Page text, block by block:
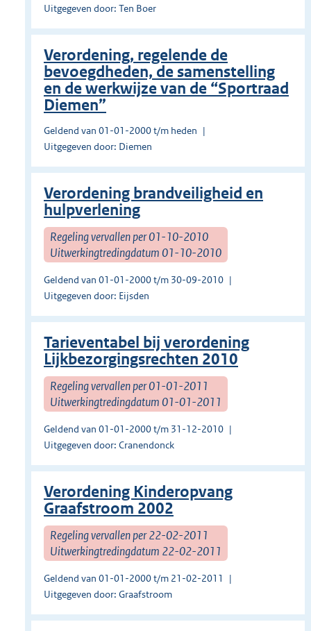
Uitgegeven door: Ten Boer
Verordening, regelende de
bevoegdheden, de samenstelling
en de werkwijze van de “Sportraad
Diemen”
Geldend van 01-01-2000 t/m heden
Uitgegeven door: Diemen
Verordening brandveiligheid en
hulpverlening
Regeling vervallen per 01-10-2010
Uitwerkingtredingdatum 01-10-2010
Geldend van 01-01-2000 t/m 30-09-2010
Uitgegeven door: Eijsden
Tarieventabel bij verordening
Lijkbezorgingsrechten 2010
Regeling vervallen per 01-01-2011
Uitwerkingtredingdatum 01-01-2011
Geldend van 01-01-2000 t/m 31-12-2010
Uitgegeven door: Cranendonck
Verordening Kinderopvang
Graafstroom 2002
Regeling vervallen per 22-02-2011
Uitwerkingtredingdatum 22-02-2011
Geldend van 01-01-2000 t/m 21-02-2011
Uitgegeven door: Graafstroom